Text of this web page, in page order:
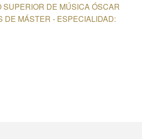
SUPERIOR DE MÚSICA ÓSCAR
DE MÁSTER - ESPECIALIDAD: